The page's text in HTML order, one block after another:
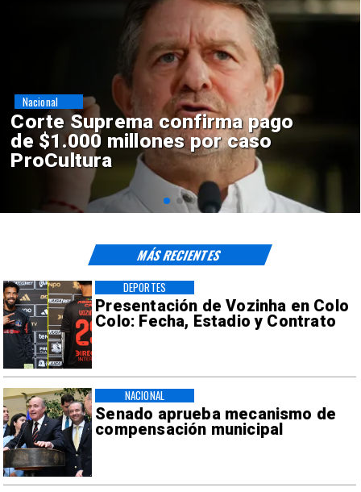
Codelco suspende
construcción de Andes Norte
en El Teniente por riesgos
sísmicos
Nacional
Presentación de Vozinha en Colo
Colo: Fecha, Estadio y Contrato
DEPORTES
Senado aprueba mecanismo de
compensación municipal
NACIONAL
MÁS RECIENTES